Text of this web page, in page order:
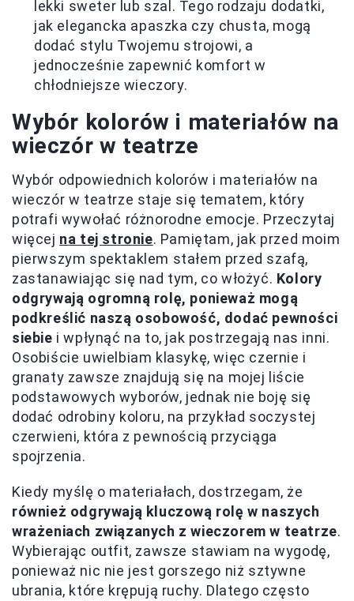
lekki sweter lub szal. Tego rodzaju dodatki,
jak elegancka apaszka czy chusta, mogą
dodać stylu Twojemu strojowi, a
jednocześnie zapewnić komfort w
chłodniejsze wieczory.
Wybór kolorów i materiałów na
wieczór w teatrze
Wybór odpowiednich kolorów i materiałów na
wieczór w teatrze staje się tematem, który
potrafi wywołać różnorodne emocje. Przeczytaj
więcej na tej stronie. Pamiętam, jak przed moim
pierwszym spektaklem stałem przed szafą,
zastanawiając się nad tym, co włożyć. Kolory
odgrywają ogromną rolę, ponieważ mogą
podkreślić naszą osobowość, dodać pewności
siebie i wpłynąć na to, jak postrzegają nas inni.
Osobiście uwielbiam klasykę, więc czernie i
granaty zawsze znajdują się na mojej liście
podstawowych wyborów, jednak nie boję się
dodać odrobiny koloru, na przykład soczystej
czerwieni, która z pewnością przyciąga
spojrzenia.
Kiedy myślę o materiałach, dostrzegam, że
również odgrywają kluczową rolę w naszych
wrażeniach związanych z wieczorem w teatrze.
Wybierając outfit, zawsze stawiam na wygodę,
ponieważ nic nie jest gorszego niż sztywne
ubrania, które krępują ruchy. Dlatego często